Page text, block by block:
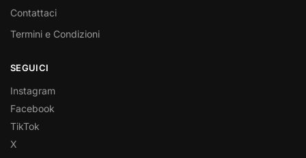
Contattaci
Termini e Condizioni
SEGUICI
Instagram
Facebook
TikTok
X